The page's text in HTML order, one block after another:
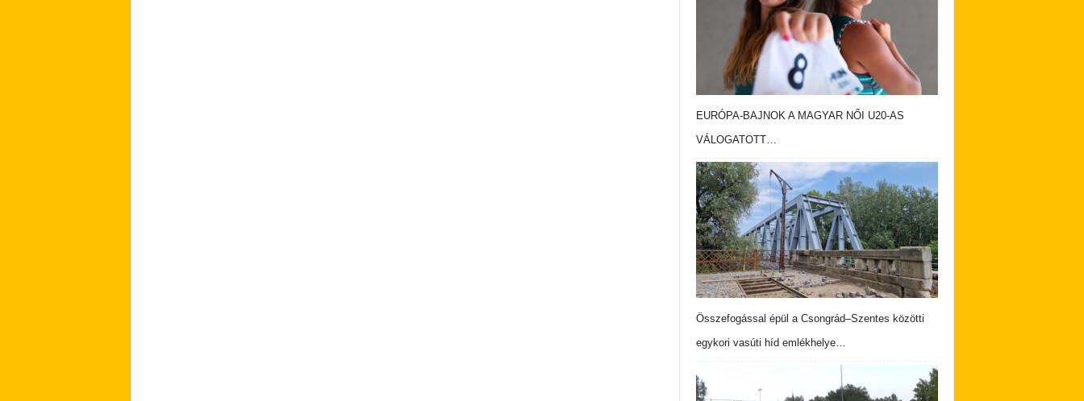
EURÓPA-BAJNOK A MAGYAR NŐI U20-AS
VÁLOGATOTT…
Összefogással épül a Csongrád–Szentes közötti
egykori vasúti híd emlékhelye…